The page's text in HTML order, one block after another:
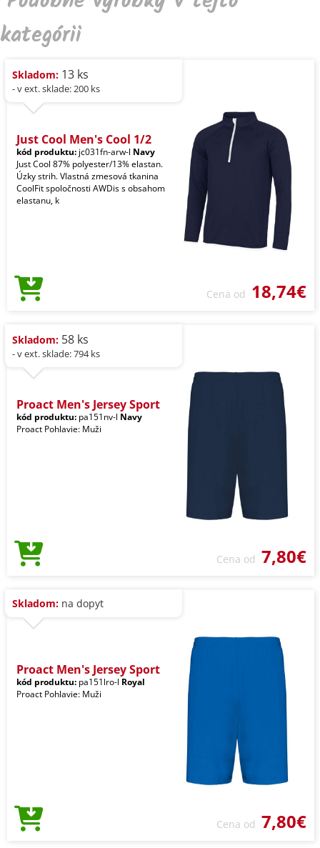
kategórii
Skladom: 13 ks
- v ext. sklade: 200 ks
Just Cool Men's Cool 1/2
kód produktu: jc031fn-arw-l Navy
Just Cool 87% polyester/13% elastan.
Úzky strih. Vlastná zmesová tkanina
CoolFit spoločnosti AWDis s obsahom
elastanu, k
Cena od 18,74€
Skladom: 58 ks
- v ext. sklade: 794 ks
Proact Men's Jersey Sport
kód produktu: pa151nv-l Navy
Proact Pohlavie: Muži
Cena od 7,80€
Skladom: na dopyt
Proact Men's Jersey Sport
kód produktu: pa151lro-l Royal
Proact Pohlavie: Muži
Cena od 7,80€